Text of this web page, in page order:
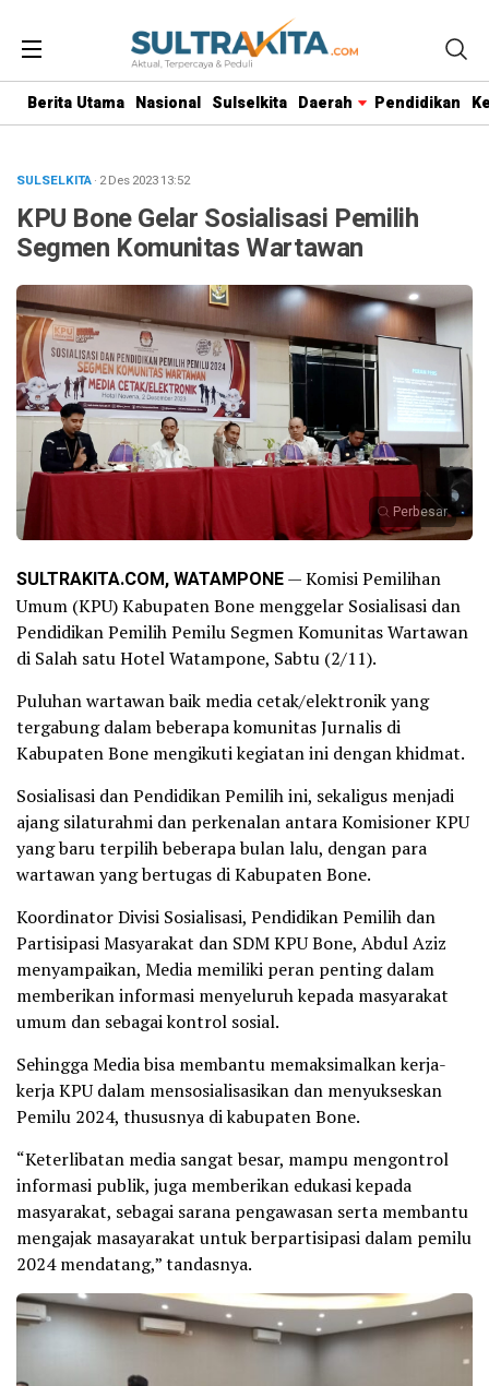
Berita Utama Nasional Sulselkita Daerah Pendidikan
SULSELKITA· 2 Des 202313:52
KPU Bone Gelar Sosialisasi Pemilih
Segmen Komunitas Wartawan
Perbesar
SULTRAKITA.COM, WATAMPONE— Komisi Pemilihan
Umum (KPU) Kabupaten Bone menggelar Sosialisasi dan
Pendidikan Pemilih Pemilu Segmen Komunitas Wartawan
di Salah satu Hotel Watampone, Sabtu (2/11).
Puluhan wartawan baik media cetak/elektronik yang
tergabung dalam beberapa komunitas Jurnalis di
Kabupaten Bone mengikuti kegiatan ini dengan khidmat.
Sosialisasi dan Pendidikan Pemilih ini, sekaligus menjadi
ajang silaturahmi dan perkenalan antara Komisioner KPU
yang baru terpilih beberapa bulan lalu, dengan para
wartawan yang bertugas di Kabupaten Bone.
Koordinator Divisi Sosialisasi, Pendidikan Pemilih dan
Partisipasi Masyarakat dan SDM KPU Bone, Abdul Aziz
menyampaikan, Media memiliki peran penting dalam
memberikan informasi menyeluruh kepada masyarakat
umum dan sebagai kontrol sosial.
Sehingga Media bisa membantu memaksimalkan kerja-
kerja KPU dalam mensosialisasikan dan menyukseskan
Pemilu 2024, thususnya di kabupaten Bone.
“Keterlibatan media sangat besar, mampu mengontrol
informasi publik, juga memberikan edukasi kepada
masyarakat, sebagai sarana pengawasan serta membantu
mengajak masayarakat untuk berpartisipasi dalam pemilu
2024 mendatang,” tandasnya.